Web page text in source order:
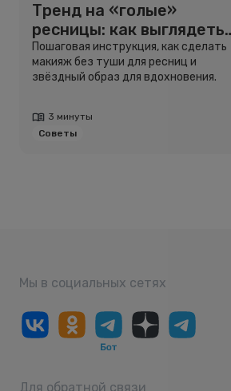
Тренд на «голые»
ресницы: как выглядеть
свежо, не используя тушь
Пошаговая инструкция, как сделать
макияж без туши для ресниц и
звёздный образ для вдохновения.
3 минуты
Советы
Мы в социальных сетях
Для обратной связи